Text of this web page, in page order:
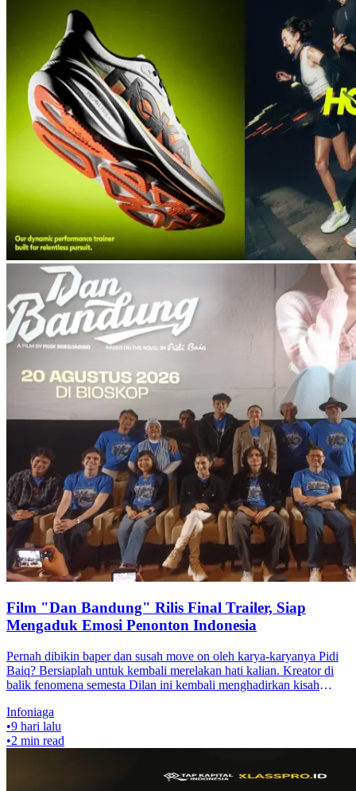
Film "Dan Bandung" Rilis Final Trailer, Siap
Mengaduk Emosi Penonton Indonesia
Pernah dibikin baper dan susah move on oleh karya-karyanya Pidi
Baiq? Bersiaplah untuk kembali merelakan hati kalian. Kreator di
balik fenomena semesta Dilan ini kembali menghadirkan kisah
Infoniaga
•9 hari lalu
•2 min read